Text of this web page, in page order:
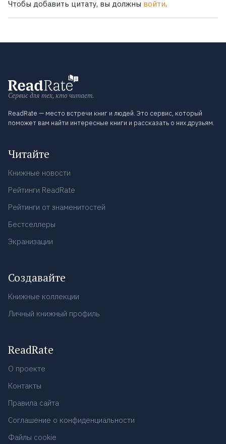
Чтобы добавить цитату, вы должны войти.
Сервис для тех, кто читает.
ReadRate — место встречи книг и людей. Это сервис, который
поможет вам найти интересные книги и рассказать о них друзьям.
Читайте
Книжные новости
Рейтинги ReadRate
Рейтинги от знаменитостей
Бестселлеры
Экранизации
Создавайте
Книжные коллекции
Личный книжный профиль
ReadRate
О проекте
Контакты
Правила сайта
Соглашение о конфиденциальности
Файлы cookie